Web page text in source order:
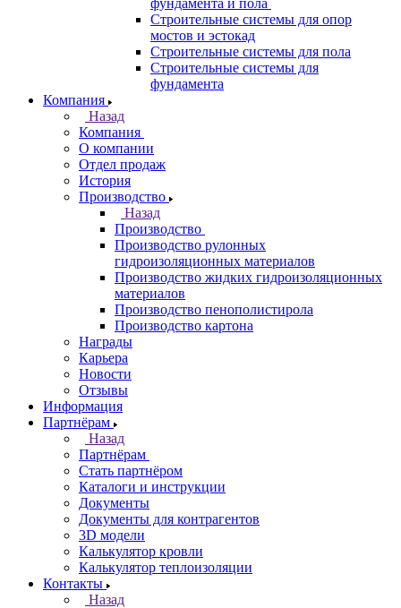
фундамента и пола
Строительные системы для опор
мостов и эстокад
Строительные системы для пола
Строительные системы для
фундамента
Компания
Назад
Компания
О компании
Отдел продаж
История
Производство
Назад
Производство
Производство рулонных
гидроизоляционных материалов
Производство жидких гидроизоляционных
материалов
Производство пенополистирола
Производство картона
Награды
Карьера
Новости
Отзывы
Информация
Партнёрам
Назад
Партнёрам
Стать партнёром
Каталоги и инструкции
Документы
Документы для контрагентов
3D модели
Калькулятор кровли
Калькулятор теплоизоляции
Контакты
Назад